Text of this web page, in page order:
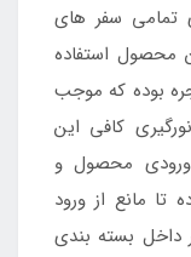
تمامی سفر های
محصول استفاده
پنجره بوده که موجب
کافی این
محصول و
تا مانع از ورود
داخل بسته بندی